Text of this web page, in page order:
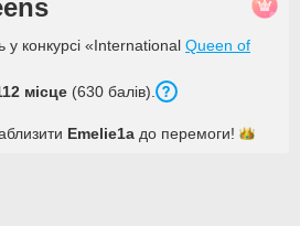
у конкурсі «International Queen of
місце (630 балів).
Emelie1a до перемоги!